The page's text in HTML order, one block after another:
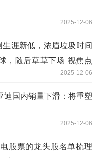
2025-12-06
涯新低，浓眉垃圾时间
，随后草草下场 视焦点
2025-12-06
迪国内销量下滑：将重塑
2025-12-06
股票的龙头股名单梳理